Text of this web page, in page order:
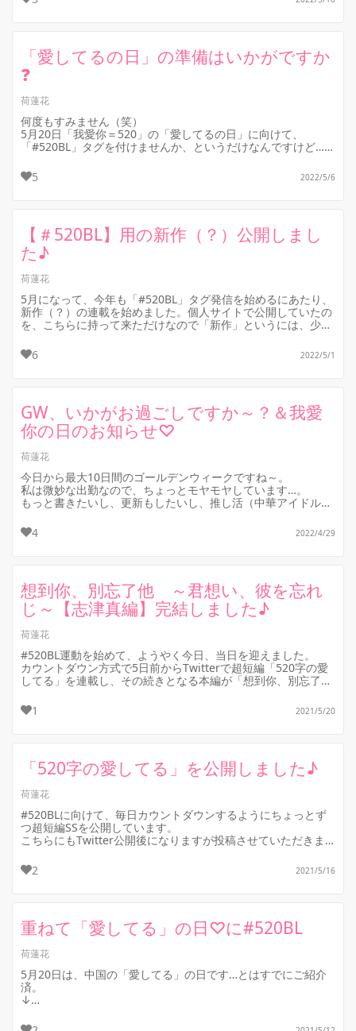
「愛してるの日」の準備はいかがですか
❓
荷蓮花
何度もすみません（笑）
5月20日「我愛你＝520」の「愛してるの日」に向けて、
「#520BL」タグを付けませんか、というだけなんですけど…。
5
2022/5/6
【＃520BL】用の新作（？）公開しまし
た♪
荷蓮花
5月になって、今年も「#520BL」タグ発信を始めるにあたり、
新作（？）の連載を始めました。個人サイトで公開していたの
を、こちらに持って来ただけなので「新作」というには、少し
6
2022/5/1
GW、いかがお過ごしですか～？＆我愛
你の日のお知らせ♡
荷蓮花
今日から最大10日間のゴールデンウィークですね～。
私は微妙な出勤なので、ちょっとモヤモヤしています…。
もっと書きたいし、更新もしたいし、推し活（中華アイドル）
こ...
4 2022/4/29
想到你、別忘了他 ～君想い、彼を忘れ
じ～【志津真編】完結しました♪
荷蓮花
#520BL運動を始めて、ようやく今日、当日を迎えました。
カウントダウン方式で5日前からTwitterで超短編「520字の愛
してる」を連載し、その続きとなる本編が「想到你、別忘了
1
2021/5/20
「520字の愛してる」を公開しました♪
荷蓮花
#520BLに向けて、毎日カウントダウンするようにちょっとず
つ超短編SSを公開しています。
こちらにもTwitter公開後になりますが投稿させていただきま
5日分合わせると520文字に...
2 2021/5/16
重ねて「愛してる」の日♡に#520BL
荷蓮花
5月20日は、中国の「愛してる」の日です…とはすでにご紹介
済。
↓
read_notification=true&amp;uui...